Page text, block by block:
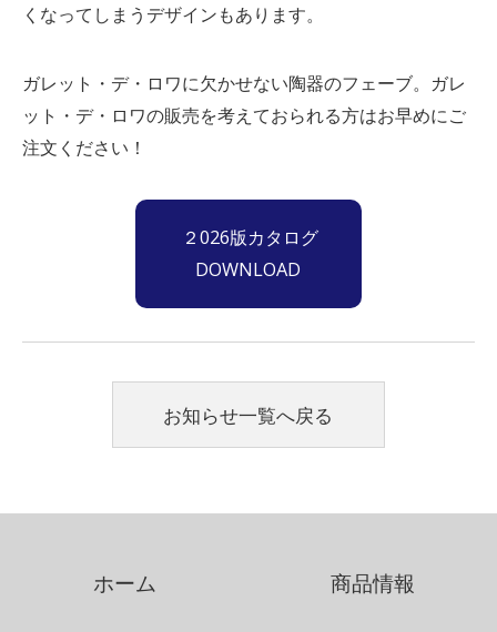
くなってしまうデザインもあります。
ガレット・デ・ロワに欠かせない陶器のフェーブ。ガレ
ット・デ・ロワの販売を考えておられる方はお早めにご
注文ください！
２026版カタログ
DOWNLOAD
お知らせ一覧へ戻る
ホーム 商品情報